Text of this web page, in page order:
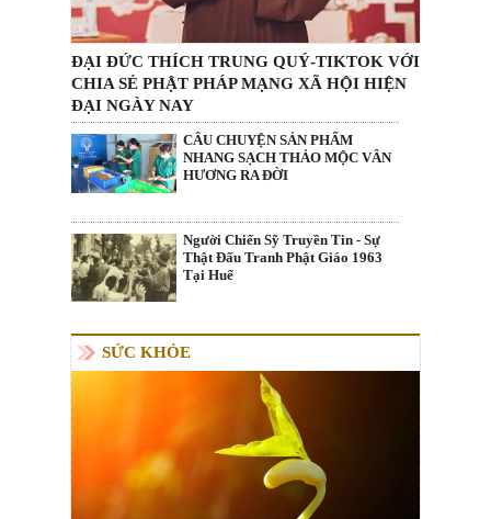
ĐẠI ĐỨC THÍCH TRUNG QUÝ-TIKTOK VỚI
CHIA SẺ PHẬT PHÁP MẠNG XÃ HỘI HIỆN
ĐẠI NGÀY NAY
CÂU CHUYỆN SẢN PHẨM
NHANG SẠCH THẢO MỘC VÂN
HƯƠNG RA ĐỜI
Người Chiến Sỹ Truyền Tin - Sự
Thật Đấu Tranh Phật Giáo 1963
Tại Huế
SỨC KHỎE